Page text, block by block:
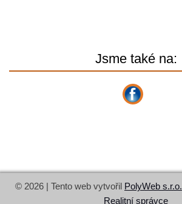
Jsme také na:
© 2026 | Tento web vytvořil PolyWeb s.r.o.
Realitní správce